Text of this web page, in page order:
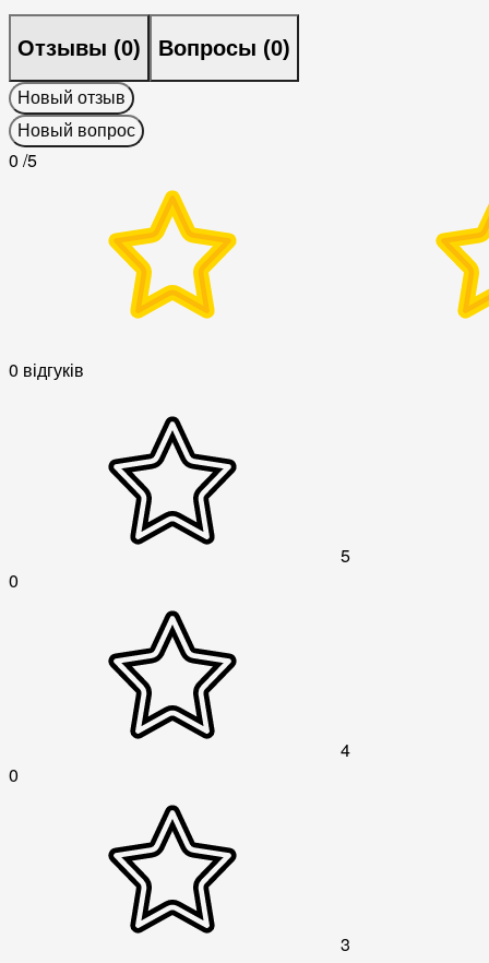
Отзывы (0) Вопросы (0)
Новый отзыв
Новый вопрос
0 /5
0 відгуків
5
0
4
0
3